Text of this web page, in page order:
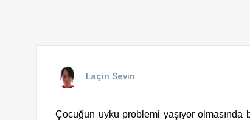
Laçin Sevin
Çocuğun uyku problemi yaşıyor